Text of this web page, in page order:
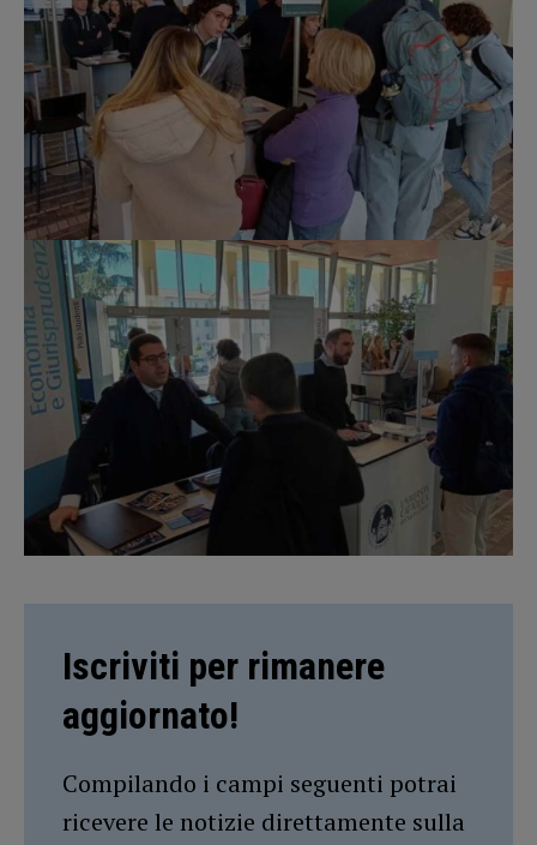
Iscriviti per rimanere
aggiornato!
Compilando i campi seguenti potrai
ricevere le notizie direttamente sulla